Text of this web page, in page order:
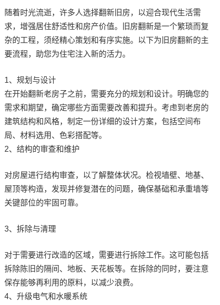
随着时光流逝，许多人选择翻新旧房，以迎合现代生活需
求，增强居住舒适性和房产价值。旧房翻新是一个繁琐而复
杂的工程，须经精心策划和有序实施。以下为旧房翻新的主
要流程，助您为住宅注入新的活力。
1、规划与设计
在开始翻新老房子之前，需要充分的规划和设计。明确您的
需求和期望，确定哪些方面需要改善和提升。考虑到老房的
建筑结构和风格，制定一份详细的设计方案，包括空间布
局、材料选用、色彩搭配等。
2、结构的审查和维护
对房屋进行结构审查，以了解整体状况。检视墙壁、地基、
屋顶等构造，发现并修复潜在的问题，确保基础和承重墙等
关键部位的牢固可靠。
3、拆除与清理
对于需要进行改造的区域，需要进行拆除工作。这可能包括
拆除陈旧的隔间、地板、天花板等。在拆除的同时，要注意
保存能够再利用的原料，以减少浪费。
4、升级电气和水暖系统